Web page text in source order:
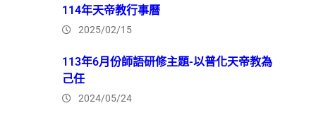
114年天帝教行事曆
2025/02/15
113年6月份師語研修主題-以普化天帝教為
己任
2024/05/24